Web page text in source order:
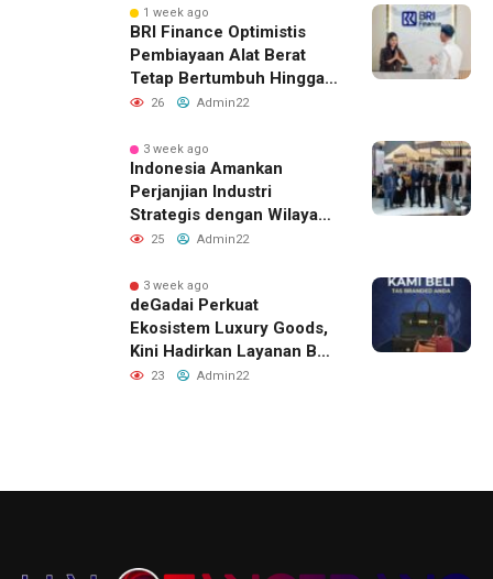
Raih Penghargaan MURI
1 week ago
BRI Finance Optimistis
Pembiayaan Alat Berat
Tetap Bertumbuh Hingga
Akhir 2026
26 Admin22
3 week ago
Indonesia Amankan
Perjanjian Industri
Strategis dengan Wilayah
Sverdlovsk, Rusia untuk
25 Admin22
3 week ago
deGadai Perkuat
Ekosistem Luxury Goods,
Kini Hadirkan Layanan Beli
Tas, Titip Jual, dan Gadai
23 Admin22